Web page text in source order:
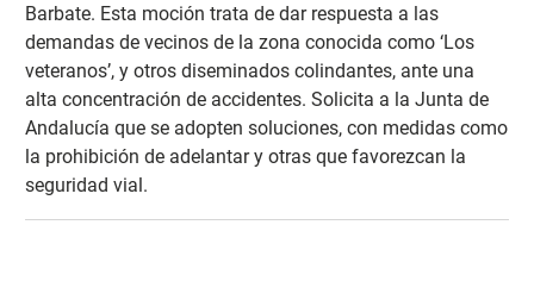
Barbate. Esta moción trata de dar respuesta a las
demandas de vecinos de la zona conocida como ‘Los
veteranos’, y otros diseminados colindantes, ante una
alta concentración de accidentes. Solicita a la Junta de
Andalucía que se adopten soluciones, con medidas como
la prohibición de adelantar y otras que favorezcan la
seguridad vial.